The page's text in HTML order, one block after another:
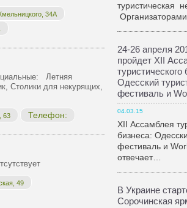
34А
Летняя
Столики для некурящих,
63 Телефон:
49
туристическая
24-26 апреля
пройдет XII
туристического
Одесский
фестиваль и
04.03.15
XII Ассамблея
бизнеса:
фестиваль и
отвечает…
В Украине
Сорочинская